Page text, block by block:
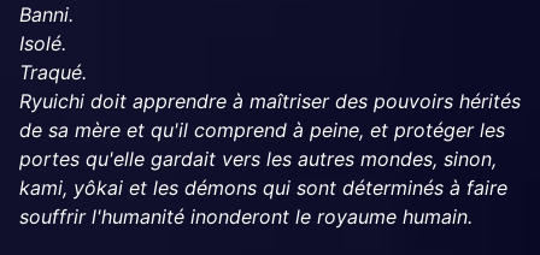
Banni.
Isolé.
Traqué.
Ryuichi doit apprendre à maîtriser des pouvoirs hérités
de sa mère et qu'il comprend à peine, et protéger les
portes qu'elle gardait vers les autres mondes, sinon,
kami, yôkai et les démons qui sont déterminés à faire
souffrir l'humanité inonderont le royaume humain.